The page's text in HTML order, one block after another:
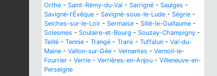
Orthe - Saint-Rémy-du-Val - Sarrigné - Saulges -
Savigné-l'Évêque - Savigné-sous-le-Lude - Ségrie -
Seiches-sur-le-Loir - Sermaise - Sillé-le-Guillaume -
Solesmes - Soulaire-et-Bourg - Souzay-Champigny -
Teillé - Tennie - Trangé - Trans - Tuffalun - Val-du-
Maine - Vallon-sur-Gée - Vernantes - Vernoil-le-
Fourrier - Verrie - Verrières-en-Anjou - Villeneuve-en-
Perseigne